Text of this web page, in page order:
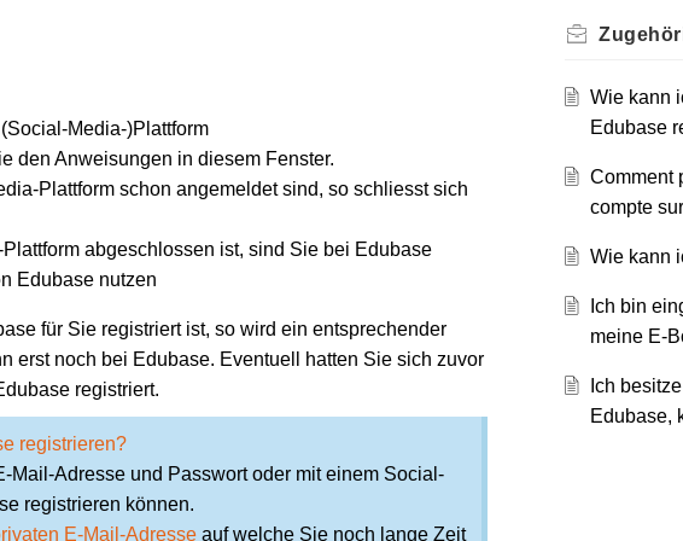
Media-)Plattform
den Anweisungen in diesem Fenster.
Plattform schon angemeldet sind, so schliesst sich
abgeschlossen ist, sind Sie bei Edubase
Edubase nutzen
für Sie registriert ist, so wird ein entsprechender
erst noch bei Edubase. Eventuell hatten Sie sich zuvor
registriert.
registrieren?
Mail-Adresse und Passwort oder mit einem Social-
registrieren können.
E-Mail-Adresse auf welche Sie noch lange Zeit
Wie kann
Edubase
Comment
compte
Wie kann
Ich bin
meine E-
Ich
Edubase,